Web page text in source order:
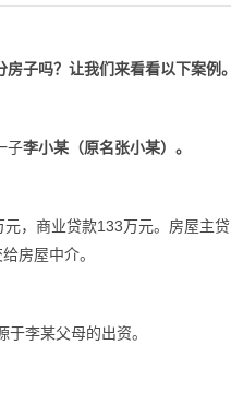
子吗？让我们来看看以下案例。
子李小某（原名张小某）。
，商业贷款133万元。房屋主贷
房屋中介。
李某父母的出资。